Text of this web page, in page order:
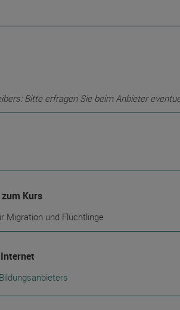
Bitte erfragen Sie beim Anbieter
Kurs
Migration und Flüchtlinge